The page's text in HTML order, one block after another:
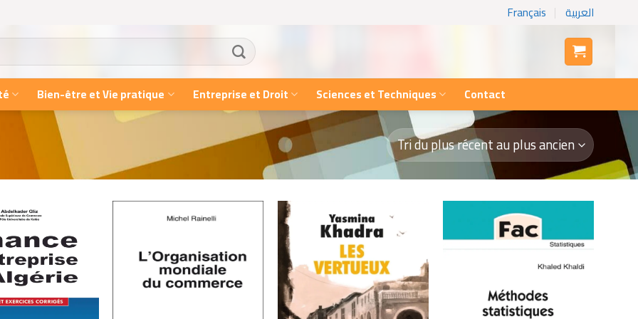
Français العربية
Bien-être et Vie pratique Entreprise et Droit Sciences et Techniques Contact